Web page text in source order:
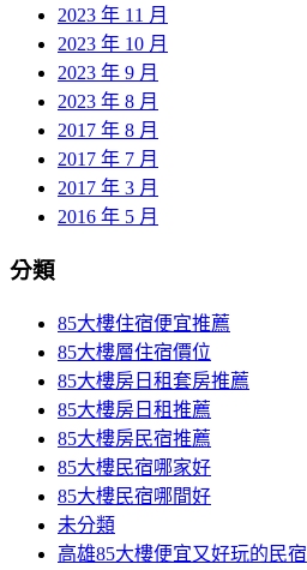
2023 年 11 月
2023 年 10 月
2023 年 9 月
2023 年 8 月
2017 年 8 月
2017 年 7 月
2017 年 3 月
2016 年 5 月
分類
85大樓住宿便宜推薦
85大樓層住宿價位
85大樓房日租套房推薦
85大樓房日租推薦
85大樓房民宿推薦
85大樓民宿哪家好
85大樓民宿哪間好
未分類
高雄85大樓便宜又好玩的民宿